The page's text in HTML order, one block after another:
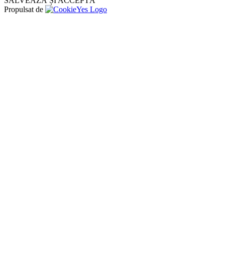
Propulsat de